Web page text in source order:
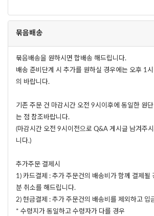
묶음배송
묶음배송을 원하시면 합배송 해드립니다.
배송 준비단계 시 추가를 원하실 경우에는 오후 1
의 바랍니다.
기존 주문 건 마감시간 오전 9시이후에 동일한 원
는 점 참조바랍니다.
(마감시간 오전 9시이전으로 Q&A 게시글 남겨주
니다.)
추가주문 결제시
1) 카드결제 : 추가 주문건의 배송비가 함께 결제될
분 취소를 해드립니다.
2) 현금결제 : 추가 주문건의 배송비를 제외하고 입
* 수령지가 동일하고 수령자가 다를 경우